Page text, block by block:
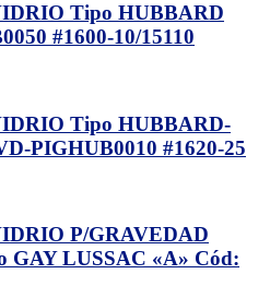
Tipo HUBBARD
#1600-10/15110
Tipo HUBBARD-
PIGHUB0010 #1620-25
P/GRAVEDAD
GAY LUSSAC «A» Cód: